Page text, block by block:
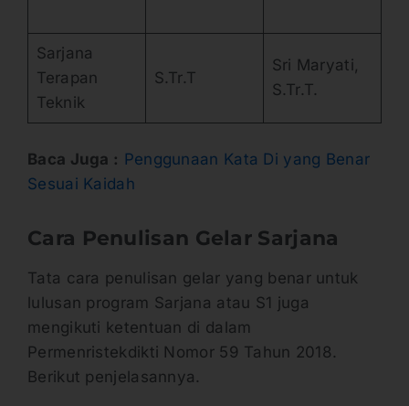
Sarjana
Terapan
Teknik
S.Tr.T
Sri Maryati,
S.Tr.T.
Baca Juga : Penggunaan Kata Di yang Benar
Sesuai Kaidah
Cara Penulisan Gelar Sarjana
Tata cara penulisan gelar yang benar untuk
lulusan program Sarjana atau S1 juga
mengikuti ketentuan di dalam
Permenristekdikti Nomor 59 Tahun 2018.
Berikut penjelasannya.